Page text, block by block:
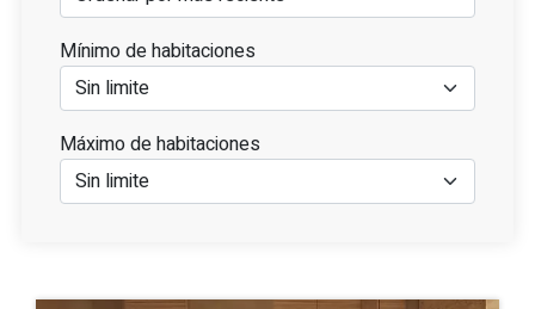
Mínimo de habitaciones
Máximo de habitaciones